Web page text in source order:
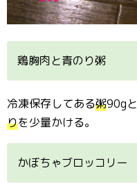
鶏胸肉と青のり粥
冷凍保存してある粥90gと
りを少量かける。
かぼちゃブロッコリー